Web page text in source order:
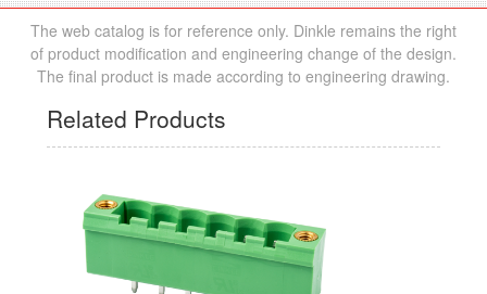
The web catalog is for reference only. Dinkle remains the right
of product modification and engineering change of the design.
The final product is made according to engineering drawing.
Related Products